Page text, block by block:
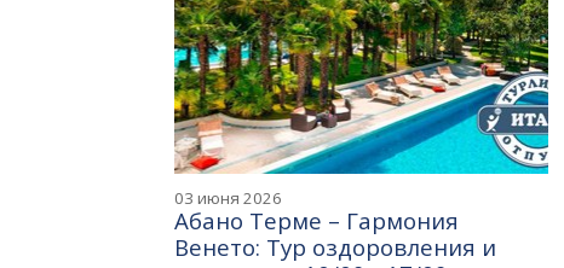
03 июня 2026
Абано Терме – Гармония
Венето: Тур оздоровления и